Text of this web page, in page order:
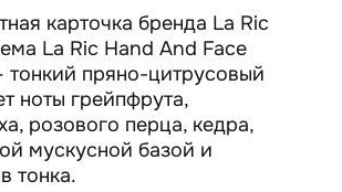
карточка бренда La Ric
La Ric Hand And Face
тонкий пряно-цитрусовый
ноты грейпфрута,
розового перца, кедра,
мускусной базой и
тонка.